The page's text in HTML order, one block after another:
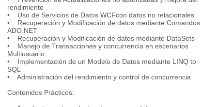
rendimiento
• Uso de Servicios de Datos WCFcon datos no relacionales
• Recuperación y Modificación de datos mediante Comandos
ADO.NET
• Recuperación y Modificación de datos mediante DataSets
• Manejo de Transacciones y concurrencia en escenarios
Multiusuario
• Implementación de un Modelo de Datos mediante LINQ to
SQL
• Administración del rendimiento y control de concurrencia
Contenidos Prácticos: